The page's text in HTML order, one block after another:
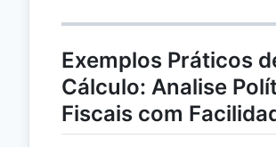
Exemplos Práticos
Cálculo: Analise
Fiscais com